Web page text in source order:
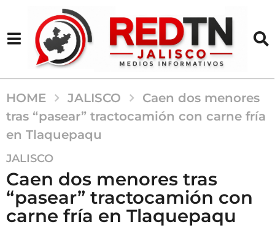
HOME JALISCO
Caen dos menores
tras “pasear” tractocamión con carne fría
en Tlaquepaqu
6
m
e
s
e
JALISCO
Caen dos menores tras
“pasear” tractocamión con
carne fría en Tlaquepaqu